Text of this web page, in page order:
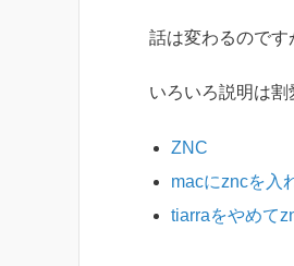
話は変わるのです
いろいろ説明は割
ZNC
macにzncを入
tiarraをやめて